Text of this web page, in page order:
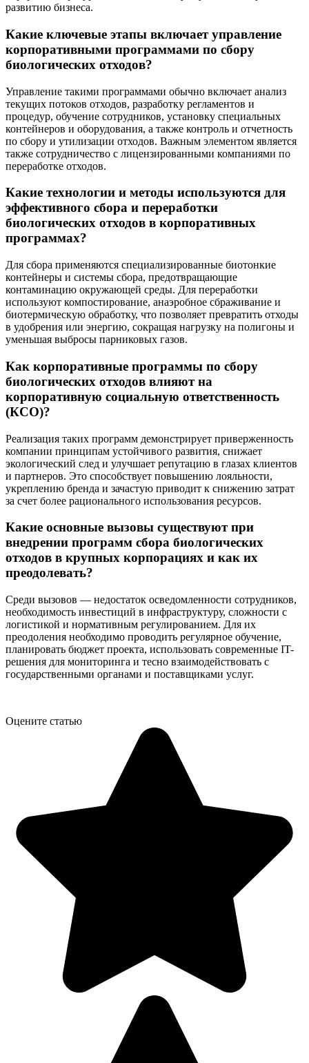
развитию бизнеса.
Какие ключевые этапы включает управление
корпоративными программами по сбору
биологических отходов?
Управление такими программами обычно включает анализ
текущих потоков отходов, разработку регламентов и
процедур, обучение сотрудников, установку специальных
контейнеров и оборудования, а также контроль и отчетность
по сбору и утилизации отходов. Важным элементом является
также сотрудничество с лицензированными компаниями по
переработке отходов.
Какие технологии и методы используются для
эффективного сбора и переработки
биологических отходов в корпоративных
программах?
Для сбора применяются специализированные биотонкие
контейнеры и системы сбора, предотвращающие
контаминацию окружающей среды. Для переработки
используют компостирование, анаэробное сбраживание и
биотермическую обработку, что позволяет превратить отходы
в удобрения или энергию, сокращая нагрузку на полигоны и
уменьшая выбросы парниковых газов.
Как корпоративные программы по сбору
биологических отходов влияют на
корпоративную социальную ответственность
(КСО)?
Реализация таких программ демонстрирует приверженность
компании принципам устойчивого развития, снижает
экологический след и улучшает репутацию в глазах клиентов
и партнеров. Это способствует повышению лояльности,
укреплению бренда и зачастую приводит к снижению затрат
за счет более рационального использования ресурсов.
Какие основные вызовы существуют при
внедрении программ сбора биологических
отходов в крупных корпорациях и как их
преодолевать?
Среди вызовов — недостаток осведомленности сотрудников,
необходимость инвестиций в инфраструктуру, сложности с
логистикой и нормативным регулированием. Для их
преодоления необходимо проводить регулярное обучение,
планировать бюджет проекта, использовать современные IT-
решения для мониторинга и тесно взаимодействовать с
государственными органами и поставщиками услуг.
Оцените статью